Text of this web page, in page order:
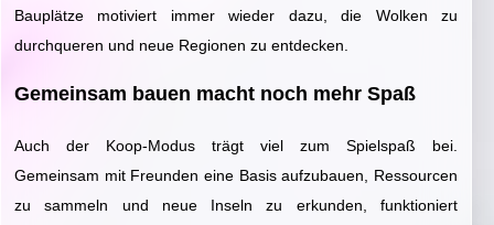
Bauplätze motiviert immer wieder dazu, die Wolken zu
durchqueren und neue Regionen zu entdecken.
Gemeinsam bauen macht noch mehr Spaß
Auch der Koop-Modus trägt viel zum Spielspaß bei.
Gemeinsam mit Freunden eine Basis aufzubauen, Ressourcen
zu sammeln und neue Inseln zu erkunden, funktioniert